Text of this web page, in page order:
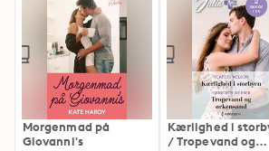
Morgenmad på
Giovanni's
Kærlighed i
/ Tropevand og